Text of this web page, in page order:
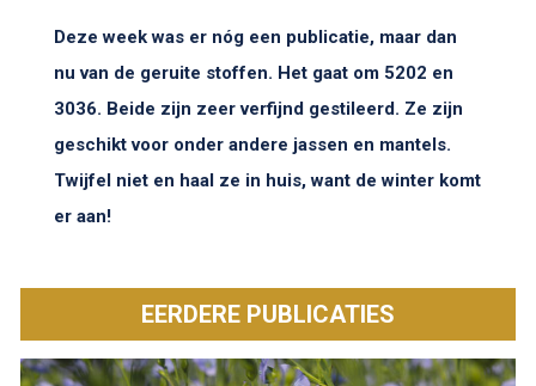
Deze week was er nóg een publicatie, maar dan
nu van de geruite stoffen. Het gaat om 5202 en
3036. Beide zijn zeer verfijnd gestileerd. Ze zijn
geschikt voor onder andere jassen en mantels.
Twijfel niet en haal ze in huis, want de winter komt
er aan!
EERDERE PUBLICATIES